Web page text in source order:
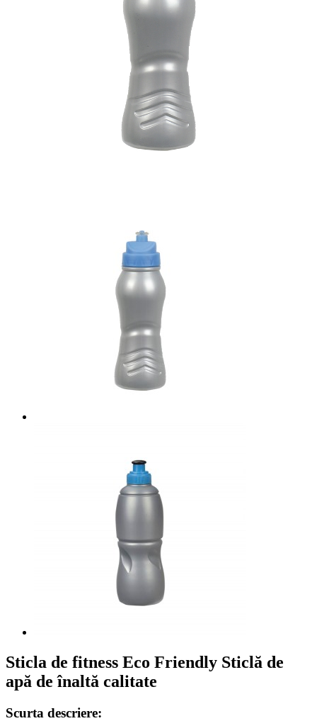
Sticla de fitness Eco Friendly Sticlă de
apă de înaltă calitate
Scurta descriere: